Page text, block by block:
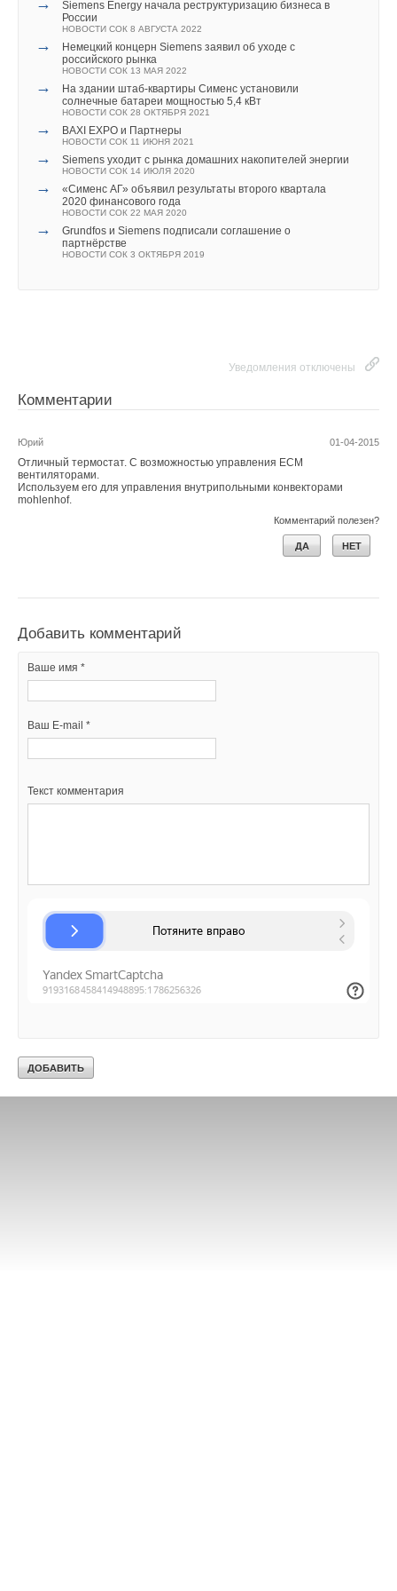
→
Siemens Energy начала реструктуризацию бизнеса в
России
НОВОСТИ СОК 8 АВГУСТА 2022
→
Немецкий концерн Siemens заявил об уходе с
российского рынка
НОВОСТИ СОК 13 МАЯ 2022
→
На здании штаб-квартиры Сименс установили
солнечные батареи мощностью 5,4 кВт
НОВОСТИ СОК 28 ОКТЯБРЯ 2021
→ BAXI EXPO и Партнеры
НОВОСТИ СОК 11 ИЮНЯ 2021
→ Siemens уходит с рынка домашних накопителей энергии
НОВОСТИ СОК 14 ИЮЛЯ 2020
→
«Сименс АГ» объявил результаты второго квартала
2020 финансового года
НОВОСТИ СОК 22 МАЯ 2020
→
Grundfos и Siemens подписали соглашение о
партнёрстве
НОВОСТИ СОК 3 ОКТЯБРЯ 2019
Уведомления отключены
Комментарии
01-04-2015
Юрий
Отличный термостат. С возможностью управления ECM
вентиляторами.
Используем его для управления внутрипольными конвекторами
mohlenhof.
Комментарий полезен?
ДА НЕТ
Добавить комментарий
Ваше имя *
Ваш E-mail *
Текст комментария
НОВОСТИ СОК 12 ДЕКАБРЯ 2022
Новинки в группе мембранных баков VALTEC
НОВОСТИ СОК 6 ДЕКАБРЯ 2022
Изменена конструкция радиаторных настроечных
клапанов Valtec
Новый аксессуар VALTEC для монтажников
НОВОСТИ СОК 12 АВГУСТА 2022
→
Новинка от VALTEC: Коллекторный разделитель потока
VT. 0681. NE
Добавить комментарий
Ваше имя *
Ваш E-mail *
→
Новый напольный конденсационный котел Buderus
Logano Plus KB472
→
Великолепная сотня: оборудование брендов Bosch и
Buderus признано лучшим
→
Для бренда Buderus разработан уникальный звуковой
логотип
→
Новый котел Buderus Logamax plus GB122i поступил в
НОВОСТИ СОК 25 АВГУСТА 2021
Bosch
НОВОСТИ СОК 18 АВГУСТА 2021
В этой теме еще нет комментариев
Добавить комментарий
Ваше имя *